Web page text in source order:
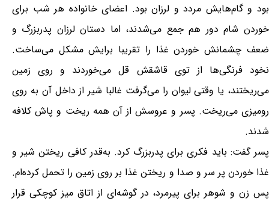
بود و گام‌هایش مردد و لرزان بود. اعضای خانواده هر شب برای
خوردن شام دور هم جمع می‌شدند، اما دستان لرزان پدربزرگ و
ضعف چشمانش خوردن غذا را تقریبا برایش مشکل می‌ساخت.
نخود فرنگی‌ها از توی قاشقش قل می‌خوردند و روی زمین
می‌ریختند، یا وقتی لیوان را می‌گرفت غالبا شیر از داخل آن به روی
رومیزی می‌ریخت. پسر و عروسش از آن همه ریخت و پاش کلافه
شدند.
پسر گفت: باید فکری برای پدربزرگ کرد. به‌قدر کافی ریختن شیر و
غذا خوردن پر سر و صدا و ریختن غذا بر روی زمین را تحمل کرده‌ام.
پس زن و شوهر برای پیرمرد، در گوشه‌ای از اتاق میز کوچکی قرار